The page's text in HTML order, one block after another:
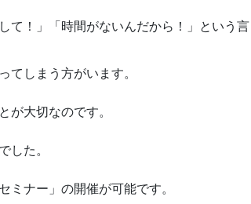
て！」「時間がないんだから！」という言
てしまう方がいます。
が大切なのです。
した。
ミナー」の開催が可能です。